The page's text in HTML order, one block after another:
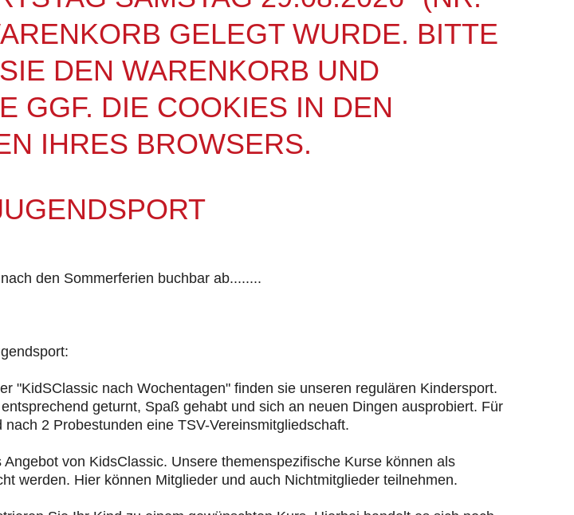
GELEGT WURDE. BITTE
DEN WARENKORB UND
GGF. DIE COOKIES IN DEN
IHRES BROWSERS.
den Sommerferien buchbar ab........
"KidSClassic nach Wochentagen" finden sie unseren regulären Kindersport.
geturnt, Spaß gehabt und sich an neuen Dingen ausprobiert. Für
2 Probestunden eine TSV-Vereinsmitgliedschaft.
von KidsClassic. Unsere themenspezifische Kurse können als
werden. Hier können Mitglieder und auch Nichtmitglieder teilnehmen.